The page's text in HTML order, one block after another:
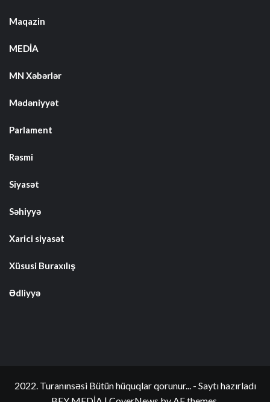
Maqazin
MEDİA
MN Xəbərlər
Mədəniyyət
Parlament
Rəsmi
Siyasət
Səhiyyə
Xarici siyasət
Xüsusi Buraxılış
Ədliyyə
2022. Turanınsəsi Bütün hüquqlar qorunur... - Saytı hazırladı